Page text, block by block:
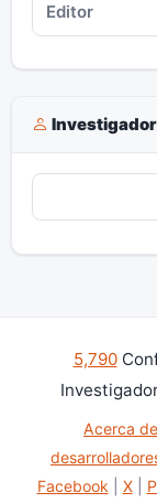
5,790
Acerca
Facebook
X|